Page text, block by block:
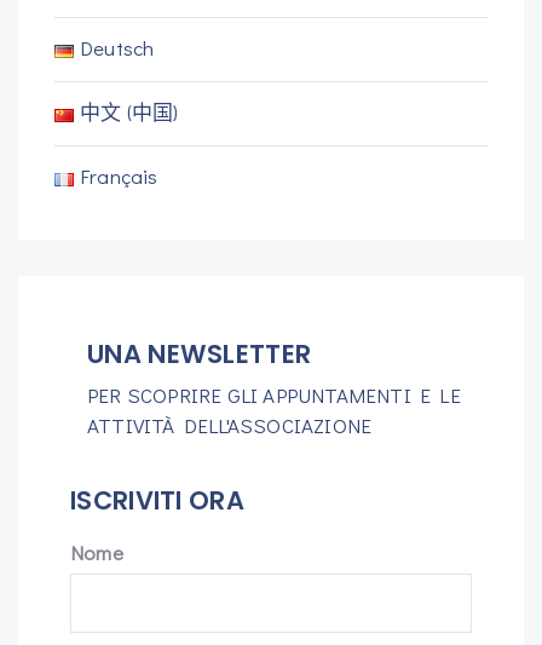
Deutsch
中文 (中国)
Français
UNA NEWSLETTER
PER SCOPRIRE GLI APPUNTAMENTI E LE
ATTIVITÀ DELL'ASSOCIAZIONE
ISCRIVITI ORA
Nome